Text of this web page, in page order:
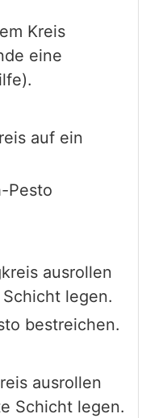
Kreis
eine
auf ein
Pesto
ausrollen
legen.
bestreichen.
ausrollen
Schicht legen.